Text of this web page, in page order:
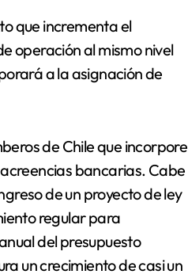
que incrementa el
operación al mismo nivel
a la asignación de
de Chile que incorpore
bancarias. Cabe
de un proyecto de ley
regular para
del presupuesto
un crecimiento de casi un